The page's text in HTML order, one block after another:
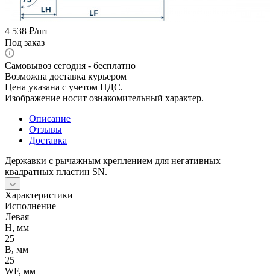
4 538 ₽/шт
Под заказ
Самовывоз сегодня - бесплатно
Возможна доставка курьером
Цена указана с учетом НДС.
Изображение носит ознакомительный характер.
Описание
Отзывы
Доставка
Державки с рычажным креплением для негативных
квадратных пластин SN.
Характеристики
Исполнение
Левая
H, мм
25
B, мм
25
WF, мм